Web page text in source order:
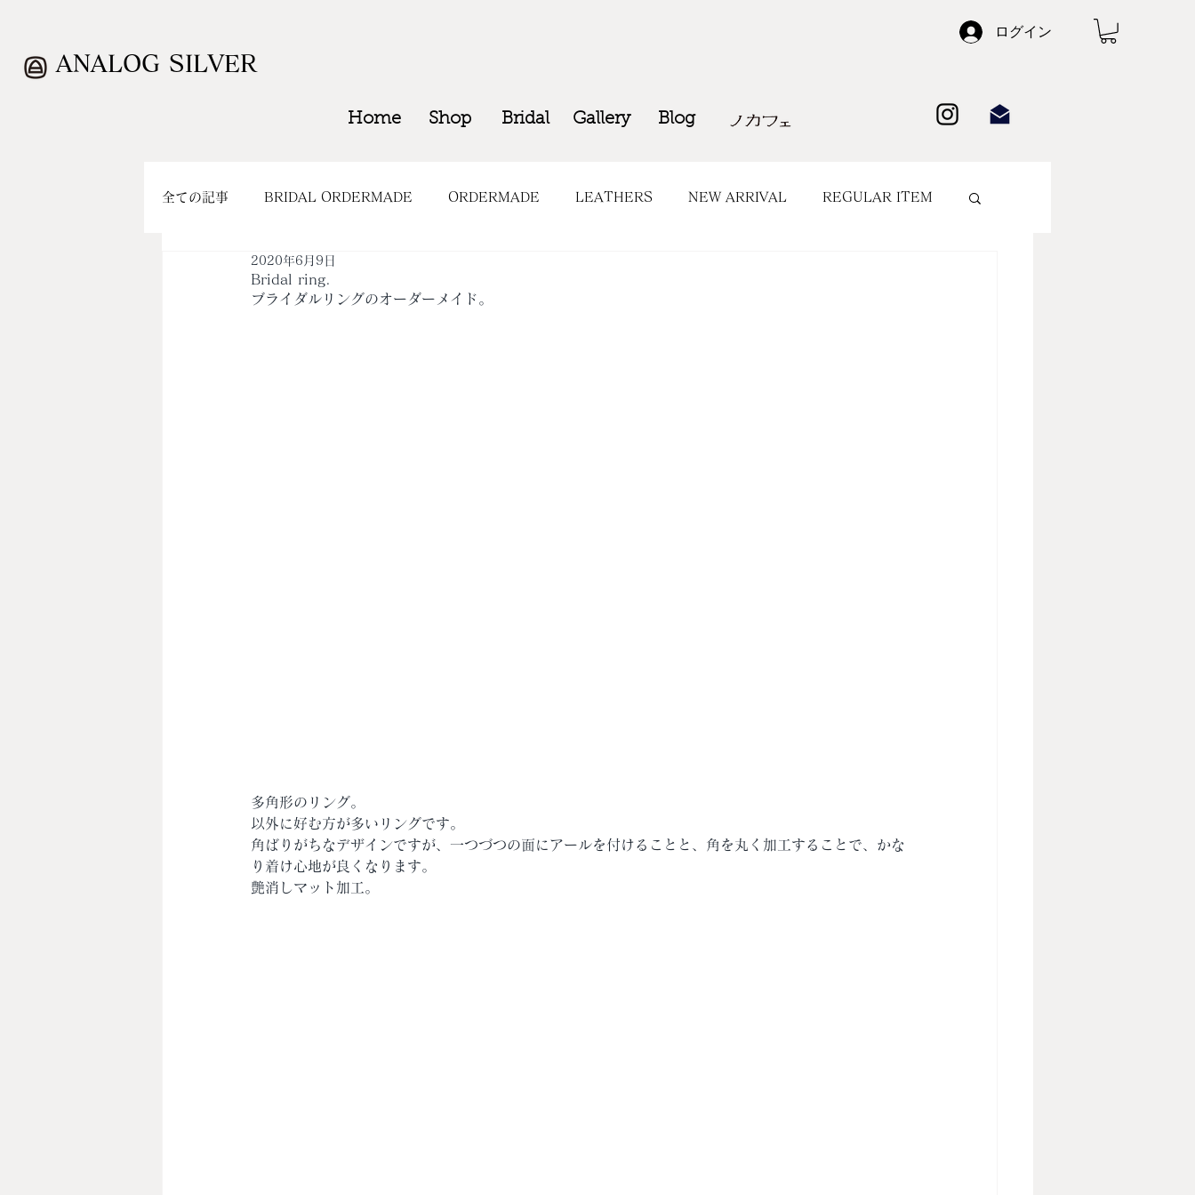
ANALOG SILVER
ログイン
Home Shop Bridal Gallery Blog
全ての記事 BRIDAL ORDERMADE ORDERMADE LEATHERS NEW ARRIVAL REGULAR ITEM
CLOSING
Bridal ring.
2020年6月9日
ブライダルリングのオーダーメイド。
多角形のリング。
以外に好む方が多いリングです。
角ばりがちなデザインですが、一つづつの面にアールを付けることと、角を丸く加工することで、かな
り着け心地が良くなります。
艶消しマット加工。